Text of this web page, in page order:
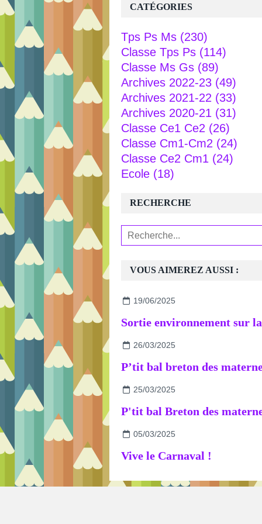
RECHERCHE
VOUS AIMEREZ AUSSI :
19/06/2025
26/03/2025
25/03/2025
P'tit bal Breton des
05/03/2025
Vive le Carnaval !
CATÉGORIES
Tps Ps Ms (230)
Classe Tps Ps (114)
Classe Ms Gs (89)
Archives 2022-23 (49)
Archives 2021-22 (33)
Archives 2020-21 (31)
Classe Ce1 Ce2 (26)
Classe Cm1-Cm2 (24)
Classe Ce2 Cm1 (24)
Ecole (18)